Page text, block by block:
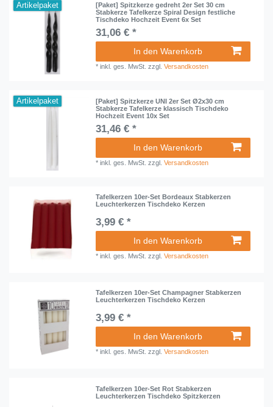
Artikelpaket
[Paket] Spitzkerze gedreht 2er Set 30 cm
Stabkerze Tafelkerze Spiral Design festliche
Tischdeko Hochzeit Event 6x Set
31,06 € *
In den Warenkorb
*inkl. ges. MwSt. zzgl.Versandkosten
Artikelpaket
[Paket] Spitzkerze UNI 2er Set Ø2x30 cm
Stabkerze Tafelkerze klassisch Tischdeko
Hochzeit Event 10x Set
31,46 € *
In den Warenkorb
*inkl. ges. MwSt. zzgl.Versandkosten
Tafelkerzen 10er-Set Bordeaux Stabkerzen
Leuchterkerzen Tischdeko Kerzen
3,99 € *
In den Warenkorb
*inkl. ges. MwSt. zzgl.Versandkosten
Tafelkerzen 10er-Set Champagner Stabkerzen
Leuchterkerzen Tischdeko Kerzen
3,99 € *
In den Warenkorb
*inkl. ges. MwSt. zzgl.Versandkosten
Tafelkerzen 10er-Set Rot Stabkerzen
Leuchterkerzen Tischdeko Spitzkerzen